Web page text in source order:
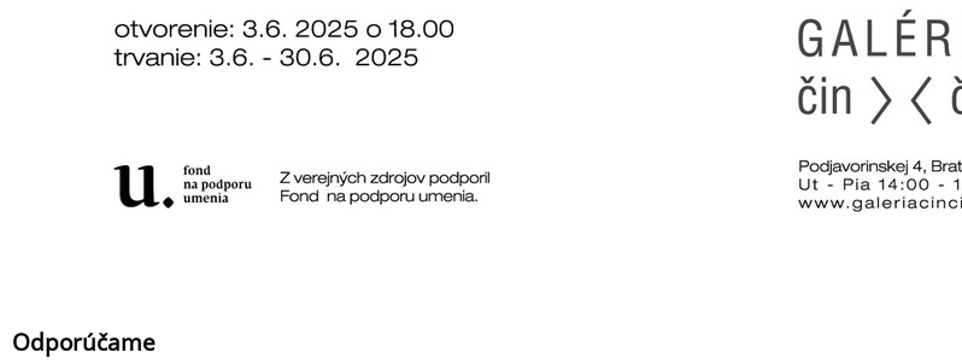
Odporúčame